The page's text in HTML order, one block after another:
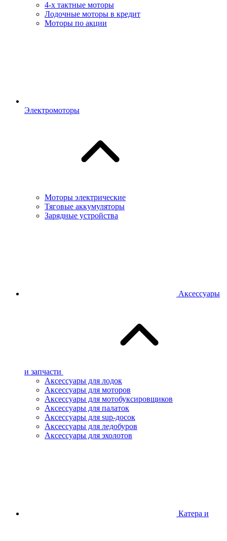
4-х тактные моторы
Лодочные моторы в кредит
Моторы по акции
Электромоторы
Моторы электрические
Тяговые аккумуляторы
Зарядные устройства
Аксессуары
и запчасти
Аксессуары для лодок
Аксессуары для моторов
Аксессуары для мотобуксировщиков
Аксессуары для палаток
Аксессуары для sup-досок
Аксессуары для ледобуров
Аксессуары для эхолотов
Катера и